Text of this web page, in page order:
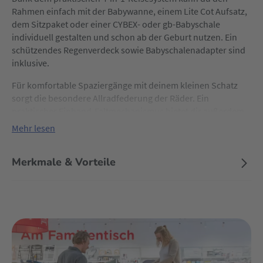
Rahmen einfach mit der Babywanne, einem Lite Cot Aufsatz,
dem Sitzpaket oder einer CYBEX- oder gb-Babyschale
individuell gestalten und schon ab der Geburt nutzen. Ein
schützendes Regenverdeck sowie Babyschalenadapter sind
inklusive.
Für komfortable Spaziergänge mit deinem kleinen Schatz
sorgt die besondere Allradfederung der Räder. Ein
ein kompaktes Faltmaß für den Transport oder zum
halten.
Das komfortable Priam Sitzpaket Plus Midnight Blue von
CYBEX Platinum ist die ideale Ergänzung zu deinem Priam-
Gestell. Dein kleiner Schatz bekommt den höchsten
Mehr lesen
Merkmale & Vorteile